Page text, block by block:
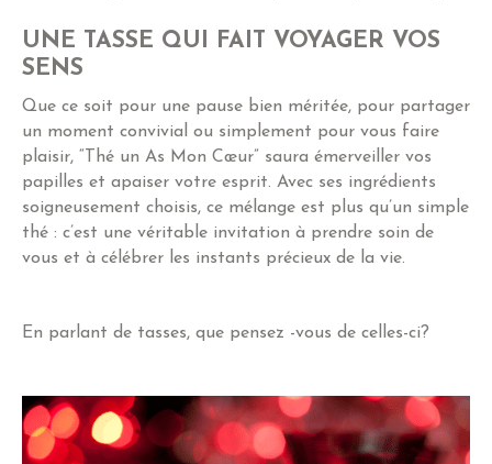
UNE TASSE QUI FAIT VOYAGER VOS
SENS
Que ce soit pour une pause bien méritée, pour partager
un moment convivial ou simplement pour vous faire
plaisir, “Thé un As Mon Cœur” saura émerveiller vos
papilles et apaiser votre esprit. Avec ses ingrédients
soigneusement choisis, ce mélange est plus qu’un simple
thé : c’est une véritable invitation à prendre soin de
vous et à célébrer les instants précieux de la vie.
En parlant de tasses, que pensez -vous de celles-ci?